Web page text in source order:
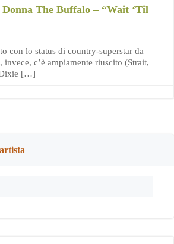
The Buffalo – “Wait ‘Til
con lo status di country-superstar da
invece, c’è ampiamente riuscito (Strait,
Dixie […]